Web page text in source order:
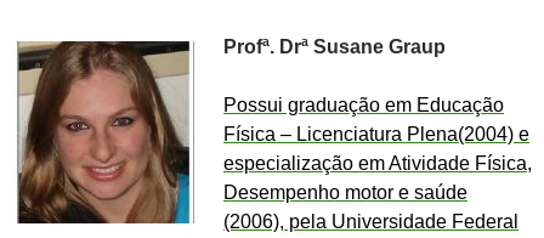
Profª. Drª Susane Graup
Possui graduação em Educação
Física – Licenciatura Plena(2004) e
especialização em Atividade Física,
Desempenho motor e saúde
(2006), pela Universidade Federal